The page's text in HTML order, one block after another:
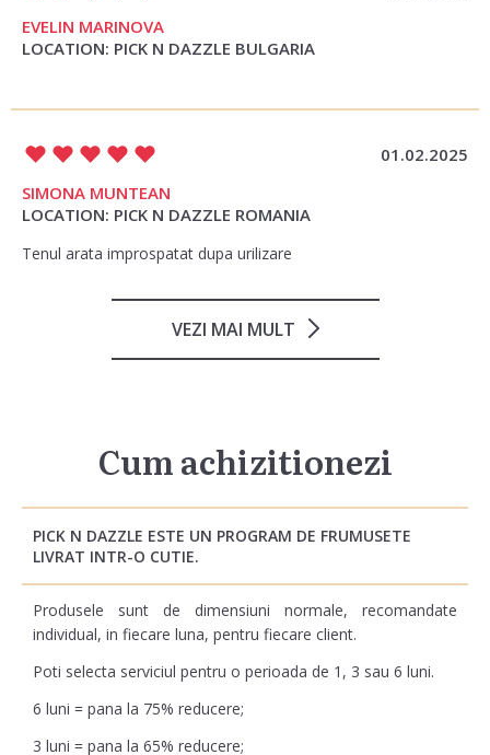
EVELIN MARINOVA
LOCATION: PICK N DAZZLE BULGARIA
01.02.2025
SIMONA MUNTEAN
LOCATION: PICK N DAZZLE ROMANIA
Tenul arata improspatat dupa urilizare
VEZI MAI MULT
Cum achizitionezi
PICK N DAZZLE ESTE UN PROGRAM DE FRUMUSETE
LIVRAT INTR-O CUTIE.
Produsele sunt de dimensiuni normale, recomandate
individual, in fiecare luna, pentru fiecare client.
Poti selecta serviciul pentru o perioada de 1, 3 sau 6 luni.
6 luni = pana la 75% reducere;
3 luni = pana la 65% reducere;